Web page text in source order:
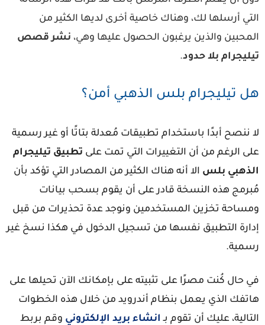
أرسلها لك، وهناك خاصية أخرى لديها الكثير من
والذين يرغبون الحصول عليها وهي،نشر قصص
بلا حدود.
تيليجرام بلس الذهبي أمن؟
ننصح أبدًا باستخدام تطبيقات مُعدلة بتاتًا أو غير رسمية
الرغم من أن التغييرات التي تمت علىتطبيق تيليجرام
بلسالا أنه هناك الكثير من المصادر التي تؤكد بأن
هذه النسخة قادر على أن يقوم بسحب بيانات
تخزين المستخدمين ونوجد عدة تحذيرات من قبل
التطبيق نفسها من تسجيل الدخول في هكذا نسخ غير
حال كُنت مصرًا على تثبيته على بإمكانك الآن تحيلها على
الذي يعمل بنظام أندرويد من خلال هذه الخطوات
عليك أن تقوم بـانشاء بريد الإلكترونيوقم بربط